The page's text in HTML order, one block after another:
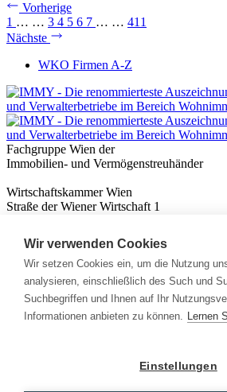
Vorherige
1 … … 3 4 5 6 7 … … 411
Nächste
WKO Firmen A-Z
Fachgruppe Wien der
Immobilien- und Vermögenstreuhänder
Wirtschaftskammer Wien
Straße der Wiener Wirtschaft 1
Nützliches
Immobilienwissen
Formulare & Rechner
Expert:innen
Info
Wir verwenden Cookies
Wir setzen Cookies ein, um die Nutzung
analysieren, einschließlich des Such und
Suchbegriffen und Ihnen auf Ihr
Informationen anbieten zu können. Lernen
Einstellungen